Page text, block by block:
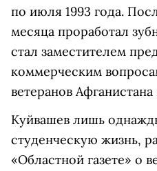
по июля 1993 года.
месяца проработал
стал заместителем
коммерческим
ветеранов
Куйвашев лишь
студенческую жизнь,
«Областной газете» о